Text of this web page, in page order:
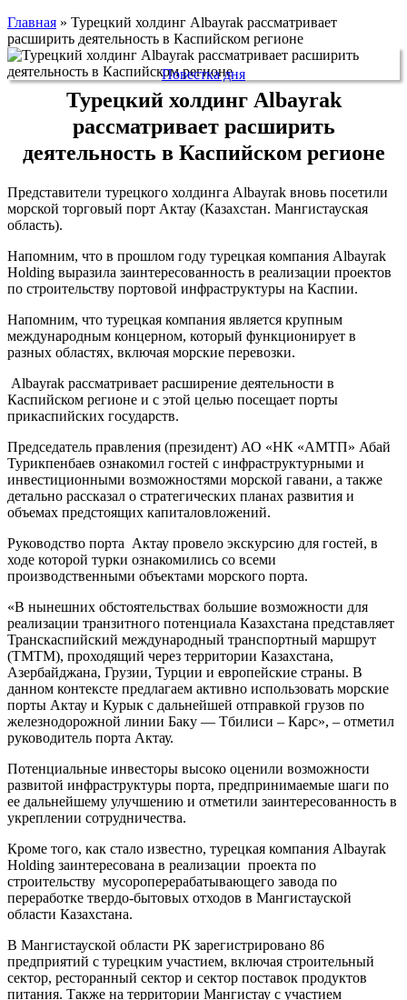
Главная » Турецкий холдинг Albayrak рассматривает
расширить деятельность в Каспийском регионе
Повестка дня
Турецкий холдинг Albayrak
рассматривает расширить
деятельность в Каспийском регионе
Представители турецкого холдинга Albayrak вновь посетили
морской торговый порт Актау (Казахстан. Мангистауская
область).
Напомним, что в прошлом году турецкая компания Albayrak
Holding выразила заинтересованность в реализации проектов
по строительству портовой инфраструктуры на Каспии.
Напомним, что турецкая компания является крупным
международным концерном, который функционирует в
разных областях, включая морские перевозки.
Albayrak рассматривает расширение деятельности в
Каспийском регионе и с этой целью посещает порты
прикаспийских государств.
Председатель правления (президент) АО «НК «АМТП» Абай
Турикпенбаев ознакомил гостей с инфраструктурными и
инвестиционными возможностями морской гавани, а также
детально рассказал о стратегических планах развития и
объемах предстоящих капиталовложений.
Руководство порта Актау провело экскурсию для гостей, в
ходе которой турки ознакомились со всеми
производственными объектами морского порта.
«В нынешних обстоятельствах большие возможности для
реализации транзитного потенциала Казахстана представляет
Транскаспийский международный транспортный маршрут
(ТМТМ), проходящий через территории Казахстана,
Азербайджана, Грузии, Турции и европейские страны. В
данном контексте предлагаем активно использовать морские
порты Актау и Курык с дальнейшей отправкой грузов по
железнодорожной линии Баку — Тбилиси – Карс», – отметил
руководитель порта Актау.
Потенциальные инвесторы высоко оценили возможности
развитой инфраструктуры порта, предпринимаемые шаги по
ее дальнейшему улучшению и отметили заинтересованность в
укреплении сотрудничества.
Кроме того, как стало известно, турецкая компания Albayrak
Holding заинтересована в реализации проекта по
строительству мусороперерабатывающего завода по
переработке твердо-бытовых отходов в Мангистауской
области Казахстана.
В Мангистауской области РК зарегистрировано 86
предприятий с турецким участием, включая строительный
сектор, ресторанный сектор и сектор поставок продуктов
питания. Также на территории Мангистау с участием